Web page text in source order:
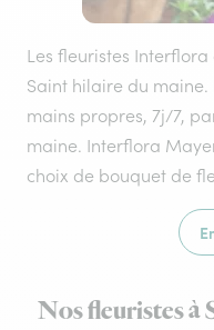
Les fleuristes
Saint hilaire du
mains propres, 7j/7,
maine. Interflora
choix de bouquet de
Nos fleuristes